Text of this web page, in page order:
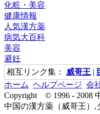
化粧・美容
健康情報
人気漢方薬
病気大百科
美容
避妊
相互リンク集： 威哥王 |
ホーム ヘルプページ 会
Copyright © 1996 - 2008
中国の漢方薬（威哥王）,